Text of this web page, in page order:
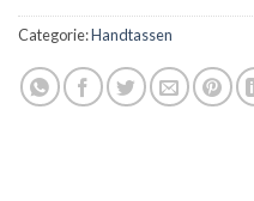
Categorie:Handtassen